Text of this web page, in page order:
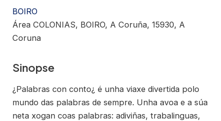
BOIRO
Área COLONIAS, BOIRO, A Coruña, 15930, A
Coruna
Sinopse
¿Palabras con conto¿ é unha viaxe divertida polo
mundo das palabras de sempre. Unha avoa e a súa
neta xogan coas palabras: adiviñas, trabalinguas,